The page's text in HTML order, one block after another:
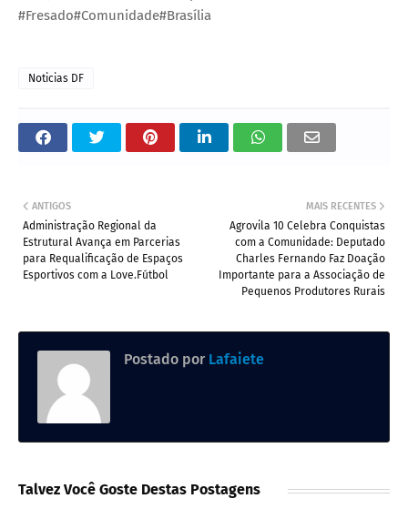
#Fresado#Comunidade#Brasília
Noticias DF
MAIS RECENTES
Agrovila 10 Celebra Conquistas
com a Comunidade: Deputado
Charles Fernando Faz Doação
Importante para a Associação de
Pequenos Produtores Rurais
ANTIGOS
Administração Regional da
Estrutural Avança em Parcerias
para Requalificação de Espaços
Esportivos com a Love.Fútbol
Postado por Lafaiete
Talvez Você Goste Destas Postagens